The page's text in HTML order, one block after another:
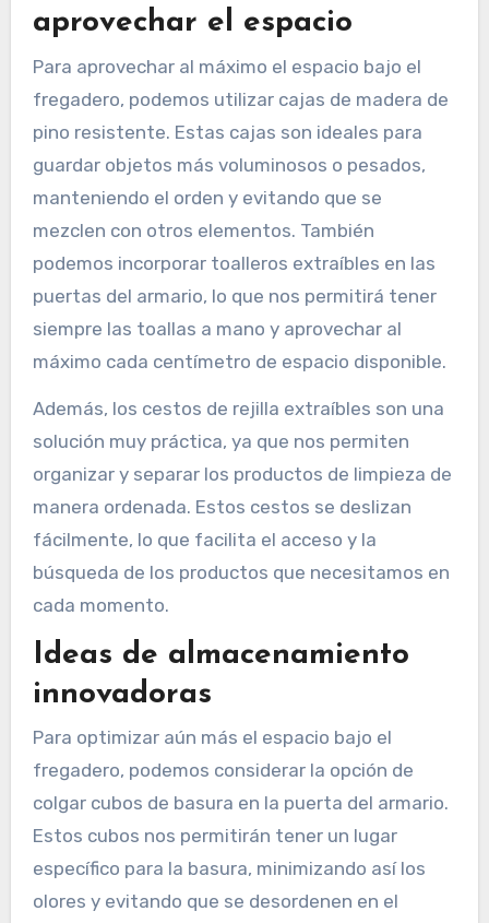
aprovechar el espacio
Para aprovechar al máximo el espacio bajo el
fregadero, podemos utilizar cajas de madera de
pino resistente. Estas cajas son ideales para
guardar objetos más voluminosos o pesados,
manteniendo el orden y evitando que se
mezclen con otros elementos. También
podemos incorporar toalleros extraíbles en las
puertas del armario, lo que nos permitirá tener
siempre las toallas a mano y aprovechar al
máximo cada centímetro de espacio disponible.
Además, los cestos de rejilla extraíbles son una
solución muy práctica, ya que nos permiten
organizar y separar los productos de limpieza de
manera ordenada. Estos cestos se deslizan
fácilmente, lo que facilita el acceso y la
búsqueda de los productos que necesitamos en
cada momento.
Ideas de almacenamiento
innovadoras
Para optimizar aún más el espacio bajo el
fregadero, podemos considerar la opción de
colgar cubos de basura en la puerta del armario.
Estos cubos nos permitirán tener un lugar
específico para la basura, minimizando así los
olores y evitando que se desordenen en el